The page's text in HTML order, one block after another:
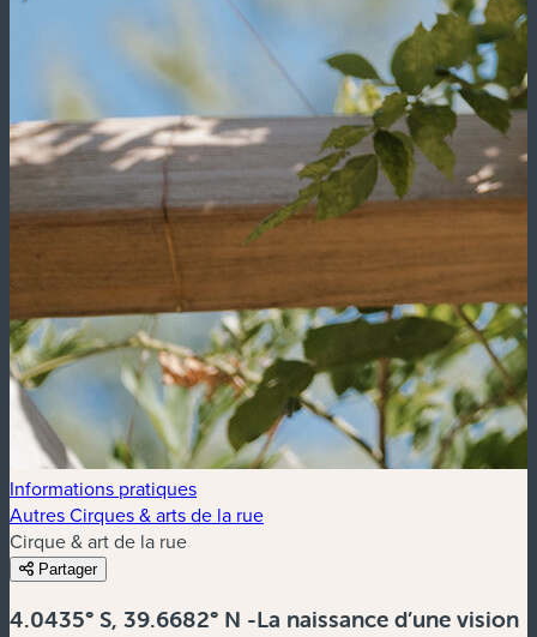
Informations pratiques
Autres Cirques & arts de la rue
Cirque & art de la rue
Partager
4.0435° S, 39.6682° N -La naissance d’une vision